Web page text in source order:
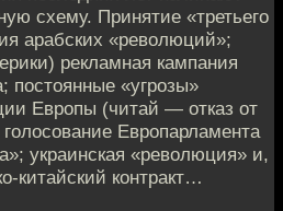
схему. Принятие «третьего
арабских «революций»;
рекламная кампания
постоянные «угрозы»
Европы (читай — отказ от
Европарламента
украинская «революция» и,
китайский контракт…